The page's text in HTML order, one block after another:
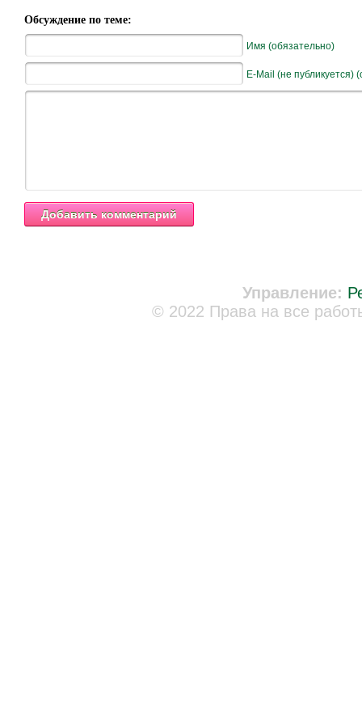
Обсуждение по теме:
Имя (обязательно)
E-Mail (не публикуется)
Управление:
© 2022 Права на все